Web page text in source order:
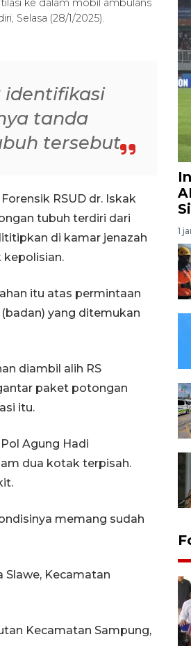
ke dalam mobil ambulans
Selasa (28/1/2025).
identifikasi
tanda
tersebut
RSUD dr. Iskak
tubuh terdiri dari
di kamar jenazah
kepolisian.
itu atas permintaan
yang ditemukan
diambil alih RS
paket potongan
itu.
Agung Hadi
dua kotak terpisah.
memang sudah
Kecamatan
Kecamatan Sampung,
1